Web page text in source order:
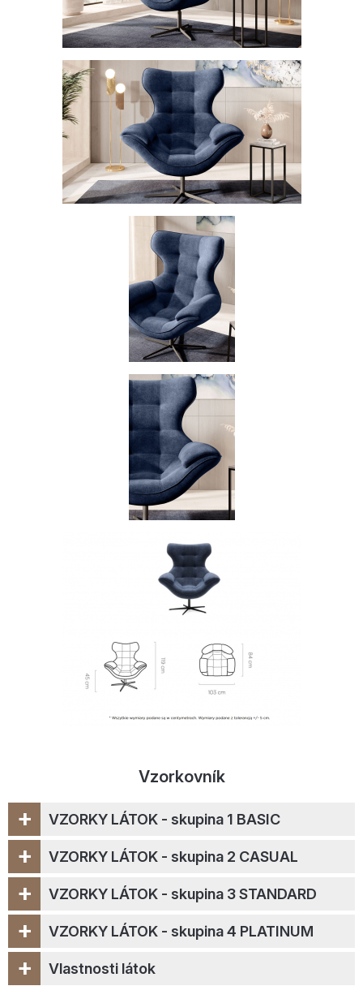
Vzorkovník
VZORKY LÁTOK - skupina 1 BASIC
+
VZORKY LÁTOK - skupina 2 CASUAL
+
VZORKY LÁTOK - skupina 3 STANDARD
+
VZORKY LÁTOK - skupina 4 PLATINUM
+
Vlastnosti látok
+